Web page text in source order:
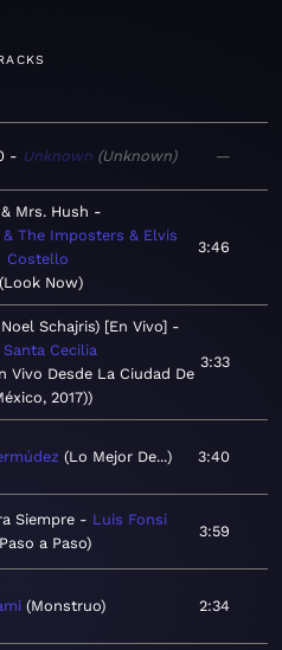
Unknown Unknown —
Mrs. Hush
The Imposters & Elvis
Costello
Look Now
3:46
Schajris) [En Vivo]
Santa Cecilia
Vivo Desde La Ciudad De
2017)
3:33
Lo Mejor De... 3:40
Siempre
Luis Fonsi
Paso a Paso
3:59
Monstruo 2:34